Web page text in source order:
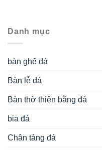
Danh mục
bàn ghế đá
Bàn lễ đá
Bàn thờ thiên bằng đá
bia đá
Chân tảng đá